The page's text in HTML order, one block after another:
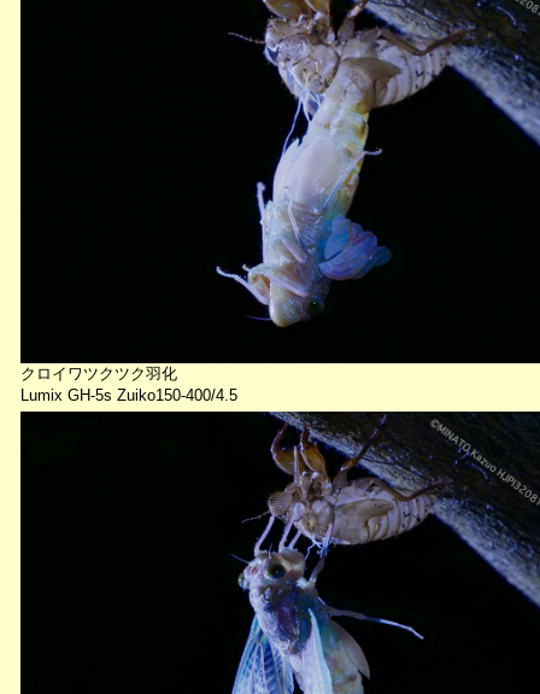
クロイワツクツク羽化
Lumix GH-5s Zuiko150-400/4.5